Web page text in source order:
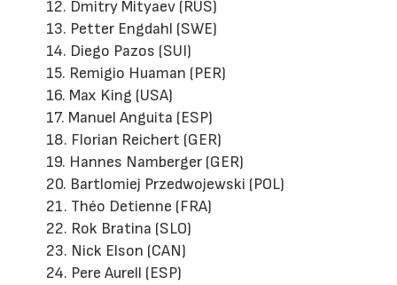
12. Dmitry Mityaev (RUS)
13. Petter Engdahl (SWE)
14. Diego Pazos (SUI)
15. Remigio Huaman (PER)
16. Max King (USA)
17. Manuel Anguita (ESP)
18. Florian Reichert (GER)
19. Hannes Namberger (GER)
20. Bartlomiej Przedwojewski (POL)
21. Théo Detienne (FRA)
22. Rok Bratina (SLO)
23. Nick Elson (CAN)
24. Pere Aurell (ESP)